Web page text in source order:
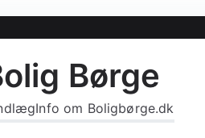
Børge
Info om Boligbørge.dk